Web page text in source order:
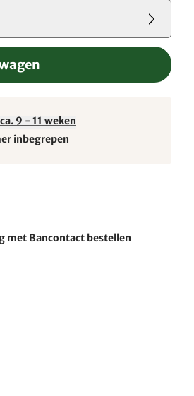
9 - 11 weken
inbegrepen
met Bancontact bestellen